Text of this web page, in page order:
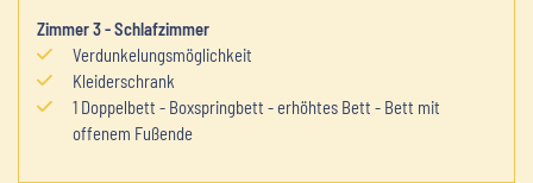
Zimmer3-Schlafzimmer
Verdunkelungsmöglichkeit
Kleiderschrank
1 Doppelbett - Boxspringbett -erhöhtes Bett - Bett mit
offenem Fußende